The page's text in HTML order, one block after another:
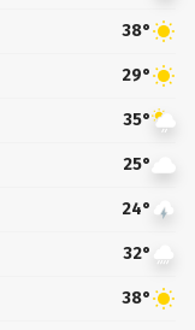
38°
29°
35°
25°
24°
32°
38°